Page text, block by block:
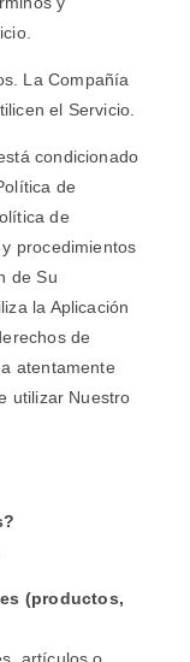
La Compañía
el Servicio.
condicionado
de
de
procedimientos
de Su
la Aplicación
de
atentamente
utilizar Nuestro
(productos,